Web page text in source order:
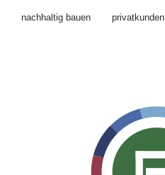
nachhaltig bauen privatkunden